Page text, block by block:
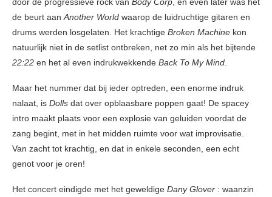
de beurt aan Another World waarop de luidruchtige gitaren en
drums werden losgelaten. Het krachtige Broken Machine kon
natuurlijk niet in de setlist ontbreken, net zo min als het bijtende
22:22 en het al even indrukwekkende Back To My Mind
Maar het nummer dat bij ieder optreden, een enorme indruk
nalaat, is Dolls dat over opblaasbare poppen gaat! De spacey
intro maakt plaats voor een explosie van geluiden voordat de
zang begint, met in het midden ruimte voor wat improvisatie.
Van zacht tot krachtig, en dat in enkele seconden, een echt
genot voor je oren!
Het concert eindigde met het geweldige Dany Glover : waanzin